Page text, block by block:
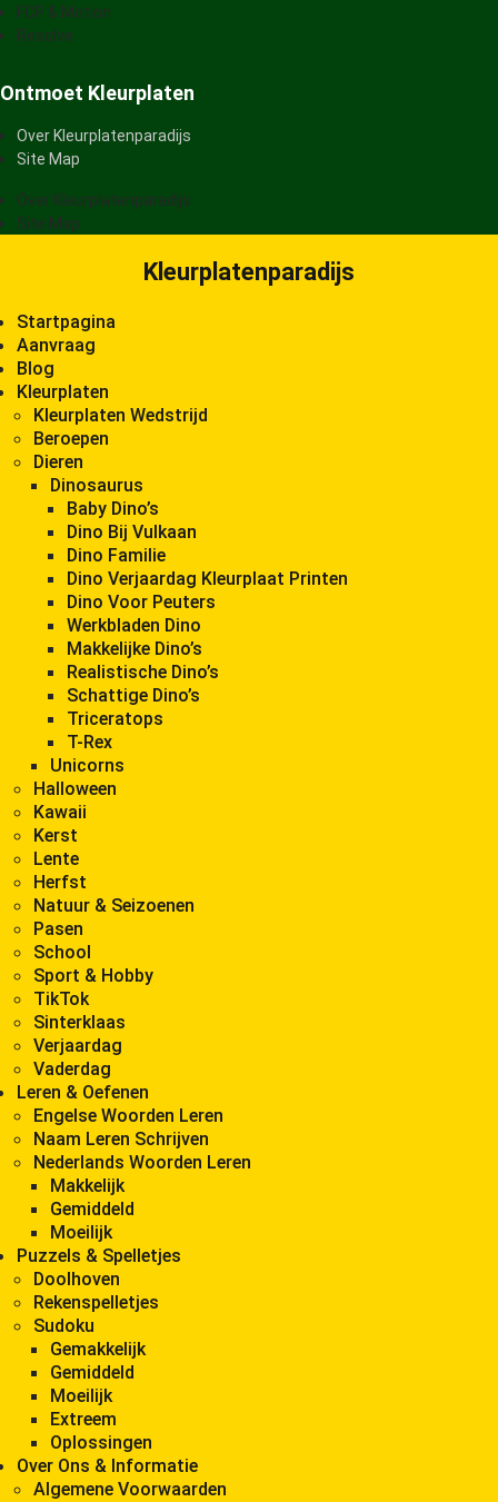
FCP & Motion
Resolve
Ontmoet Kleurplaten
Over Kleurplatenparadijs
Site Map
Over Kleurplatenparadijs
Site Map
Kleurplatenparadijs
Startpagina
Aanvraag
Blog
Kleurplaten
Kleurplaten Wedstrijd
Beroepen
Dieren
Dinosaurus
Baby Dino’s
Dino Bij Vulkaan
Dino Familie
Dino Verjaardag Kleurplaat Printen
Dino Voor Peuters
Werkbladen Dino
Makkelijke Dino’s
Realistische Dino’s
Schattige Dino’s
Triceratops
T-Rex
Unicorns
Halloween
Kawaii
Kerst
Lente
Herfst
Natuur & Seizoenen
Pasen
School
Sport & Hobby
TikTok
Sinterklaas
Verjaardag
Vaderdag
Leren & Oefenen
Engelse Woorden Leren
Naam Leren Schrijven
Nederlands Woorden Leren
Makkelijk
Gemiddeld
Moeilijk
Puzzels & Spelletjes
Doolhoven
Rekenspelletjes
Sudoku
Gemakkelijk
Gemiddeld
Moeilijk
Extreem
Oplossingen
Over Ons & Informatie
Algemene Voorwaarden